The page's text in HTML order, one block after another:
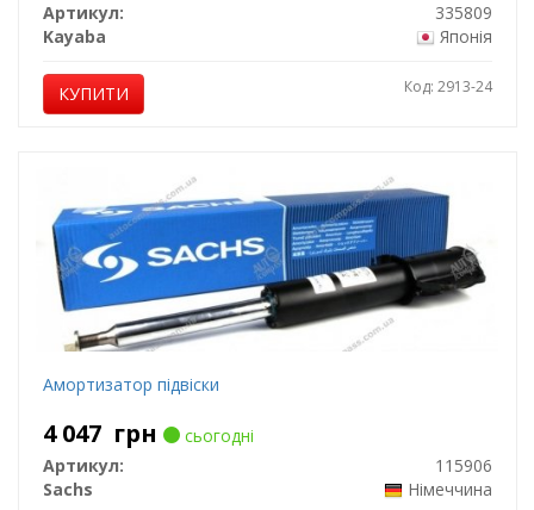
Артикул:
335809
Kayaba
Японія
КУПИТИ Код: 2913-24
Амортизатор підвіски
4 047 грн
сьогодні
Артикул:
115906
Sachs
Німеччина